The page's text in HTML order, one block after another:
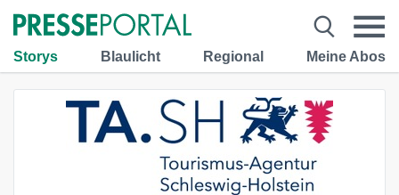
Storys Blaulicht Regional Meine Abos